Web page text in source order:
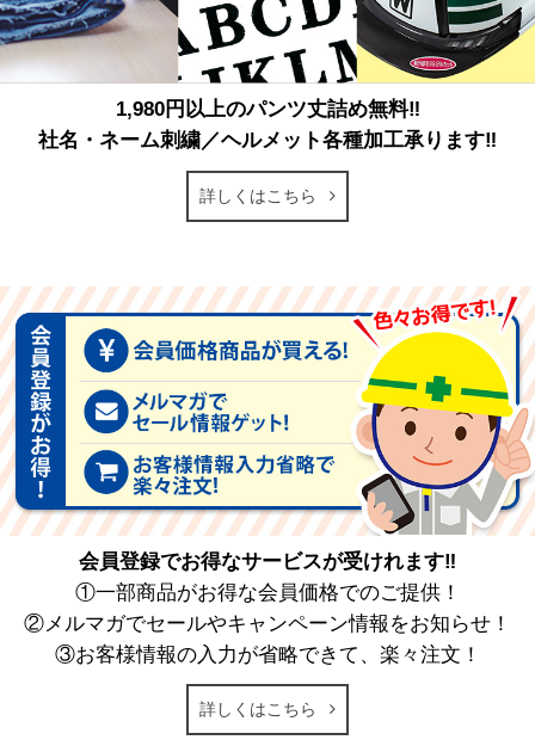
1,980円以上のパンツ丈詰め無料‼
社名・ネーム刺繍／ヘルメット各種加工承ります‼
詳しくはこちら
会員登録でお得なサービスが受けれます‼
①一部商品がお得な会員価格でのご提供！
②メルマガでセールやキャンペーン情報をお知らせ！
③お客様情報の入力が省略できて、楽々注文！
詳しくはこちら